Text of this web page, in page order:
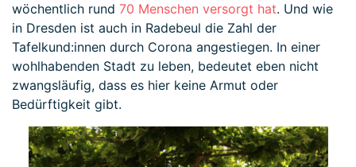
wöchentlich rund 70 Menschen versorgt hat. Und wie
in Dresden ist auch in Radebeul die Zahl der
Tafelkund:innen durch Corona angestiegen. In einer
wohlhabenden Stadt zu leben, bedeutet eben nicht
zwangsläufig, dass es hier keine Armut oder
Bedürftigkeit gibt.